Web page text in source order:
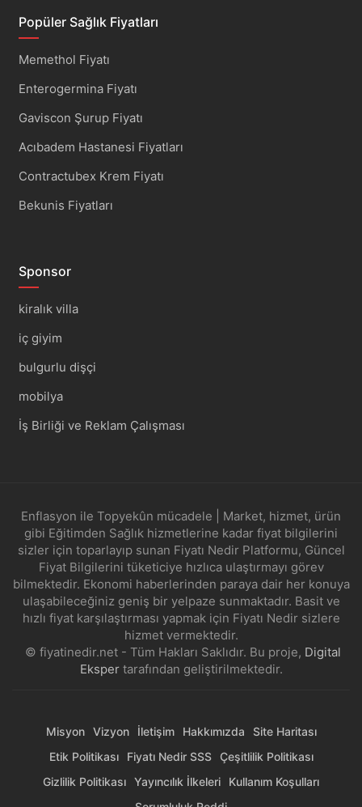
Popüler Sağlık Fiyatları
Memethol Fiyatı
Enterogermina Fiyatı
Gaviscon Şurup Fiyatı
Acıbadem Hastanesi Fiyatları
Contractubex Krem Fiyatı
Bekunis Fiyatları
Sponsor
kiralık villa
iç giyim
bulgurlu dişçi
mobilya
İş Birliği ve Reklam Çalışması
Enflasyon ile Topyekûn mücadele | Market, hizmet, ürün
gibi Eğitimden Sağlık hizmetlerine kadar fiyat bilgilerini
sizler için toparlayıp sunan Fiyatı Nedir Platformu, Güncel
Fiyat Bilgilerini tüketiciye hızlıca ulaştırmayı görev
bilmektedir. Ekonomi haberlerinden paraya dair her konuya
ulaşabileceğiniz geniş bir yelpaze sunmaktadır. Basit ve
hızlı fiyat karşılaştırması yapmak için Fiyatı Nedir sizlere
hizmet vermektedir.
© fiyatinedir.net - Tüm Hakları Saklıdır. Bu proje, Digital
Ekspertarafından geliştirilmektedir.
Misyon Vizyon İletişim Hakkımızda
Site Haritası
Etik Politikası
Fiyatı Nedir SSS
Çeşitlilik Politikası
Gizlilik Politikası Yayıncılık İlkeleri
Kullanım Koşulları